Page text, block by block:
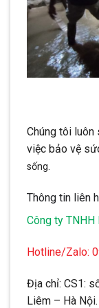
Chúng tôi luôn
việc bảo vệ
sống.
Thông tin liên
Công ty TNHH
Hotline/Zalo:
Địa chỉ: CS1:
Liêm – Hà Nội.